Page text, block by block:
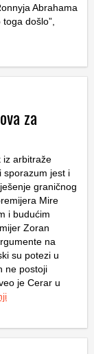
Abrahama
došlo”,
za
iz arbitraže
sporazum jest i
graničnog
Mire
i budućim
Zoran
na
su potezi u
ne postoji
je Cerar u